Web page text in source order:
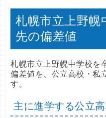
札幌市立上野幌
先の偏差値
札幌市立上野幌中学校を
偏差値を、公立高校・私
す。
主に進学する公立